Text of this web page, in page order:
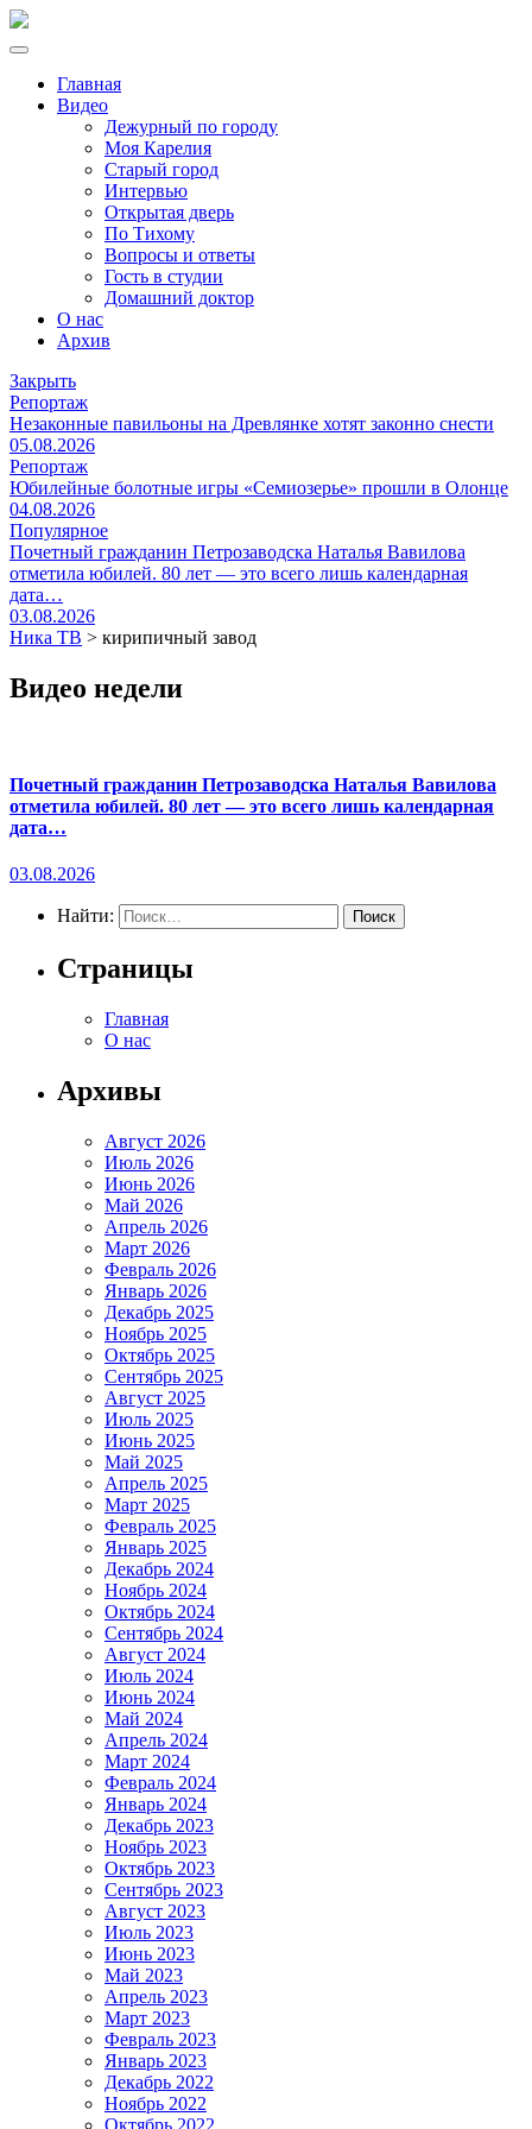
Главная
Видео
Дежурный по городу
Моя Карелия
Старый город
Интервью
Открытая дверь
По Тихому
Вопросы и ответы
Гость в студии
Домашний доктор
О нас
Архив
Закрыть
Репортаж
Незаконные павильоны на Древлянке хотят законно снести
05.08.2026
Репортаж
Юбилейные болотные игры «Семиозерье» прошли в Олонце
04.08.2026
Популярное
Почетный гражданин Петрозаводска Наталья Вавилова
отметила юбилей. 80 лет — это всего лишь календарная
дата…
03.08.2026
Ника ТВ > кирипичный завод
Видео недели
Почетный гражданин Петрозаводска Наталья Вавилова
отметила юбилей. 80 лет — это всего лишь календарная
дата…
03.08.2026
Найти:
Страницы
Главная
О нас
Архивы
Август 2026
Июль 2026
Июнь 2026
Май 2026
Апрель 2026
Март 2026
Февраль 2026
Январь 2026
Декабрь 2025
Ноябрь 2025
Октябрь 2025
Сентябрь 2025
Август 2025
Июль 2025
Июнь 2025
Май 2025
Апрель 2025
Март 2025
Февраль 2025
Январь 2025
Декабрь 2024
Ноябрь 2024
Октябрь 2024
Сентябрь 2024
Август 2024
Июль 2024
Июнь 2024
Май 2024
Апрель 2024
Март 2024
Февраль 2024
Январь 2024
Декабрь 2023
Ноябрь 2023
Октябрь 2023
Сентябрь 2023
Август 2023
Июль 2023
Июнь 2023
Май 2023
Апрель 2023
Март 2023
Февраль 2023
Январь 2023
Декабрь 2022
Ноябрь 2022
Октябрь 2022